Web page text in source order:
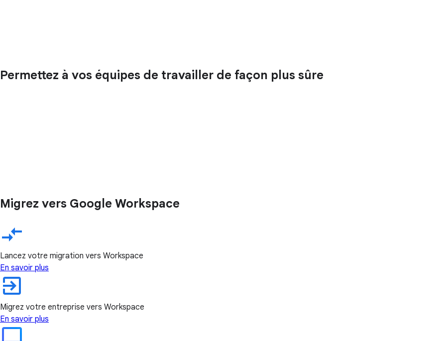
Permettez à vos équipes de travailler de façon plus sûre
Migrez vers Google Workspace
Lancez votre migration vers Workspace
En savoir plus
Migrez votre entreprise vers Workspace
En savoir plus